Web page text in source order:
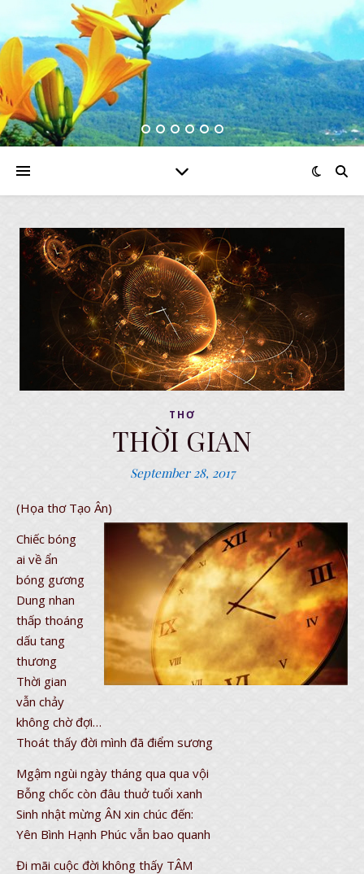
THƠ
THỜI GIAN
September 28, 2017
(Họa thơ Tạo Ân)
Chiếc bóng
ai về ẩn
bóng gương
Dung nhan
thấp thoáng
dấu tang
thương
Thời gian
vẫn chảy
không chờ đợi…
Thoát thấy đời mình đã điểm sương
Mgậm ngùi ngày tháng qua qua vội
Bỗng chốc còn đâu thuở tuổi xanh
Sinh nhật mừng ÂN xin chúc đến:
Yên Bình Hạnh Phúc vẫn bao quanh
Đi mãi cuộc đời không thấy TÂM